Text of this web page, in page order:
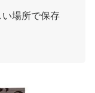
場所で保存